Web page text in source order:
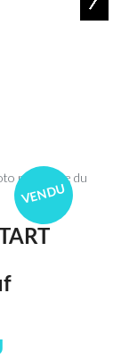
VENDU